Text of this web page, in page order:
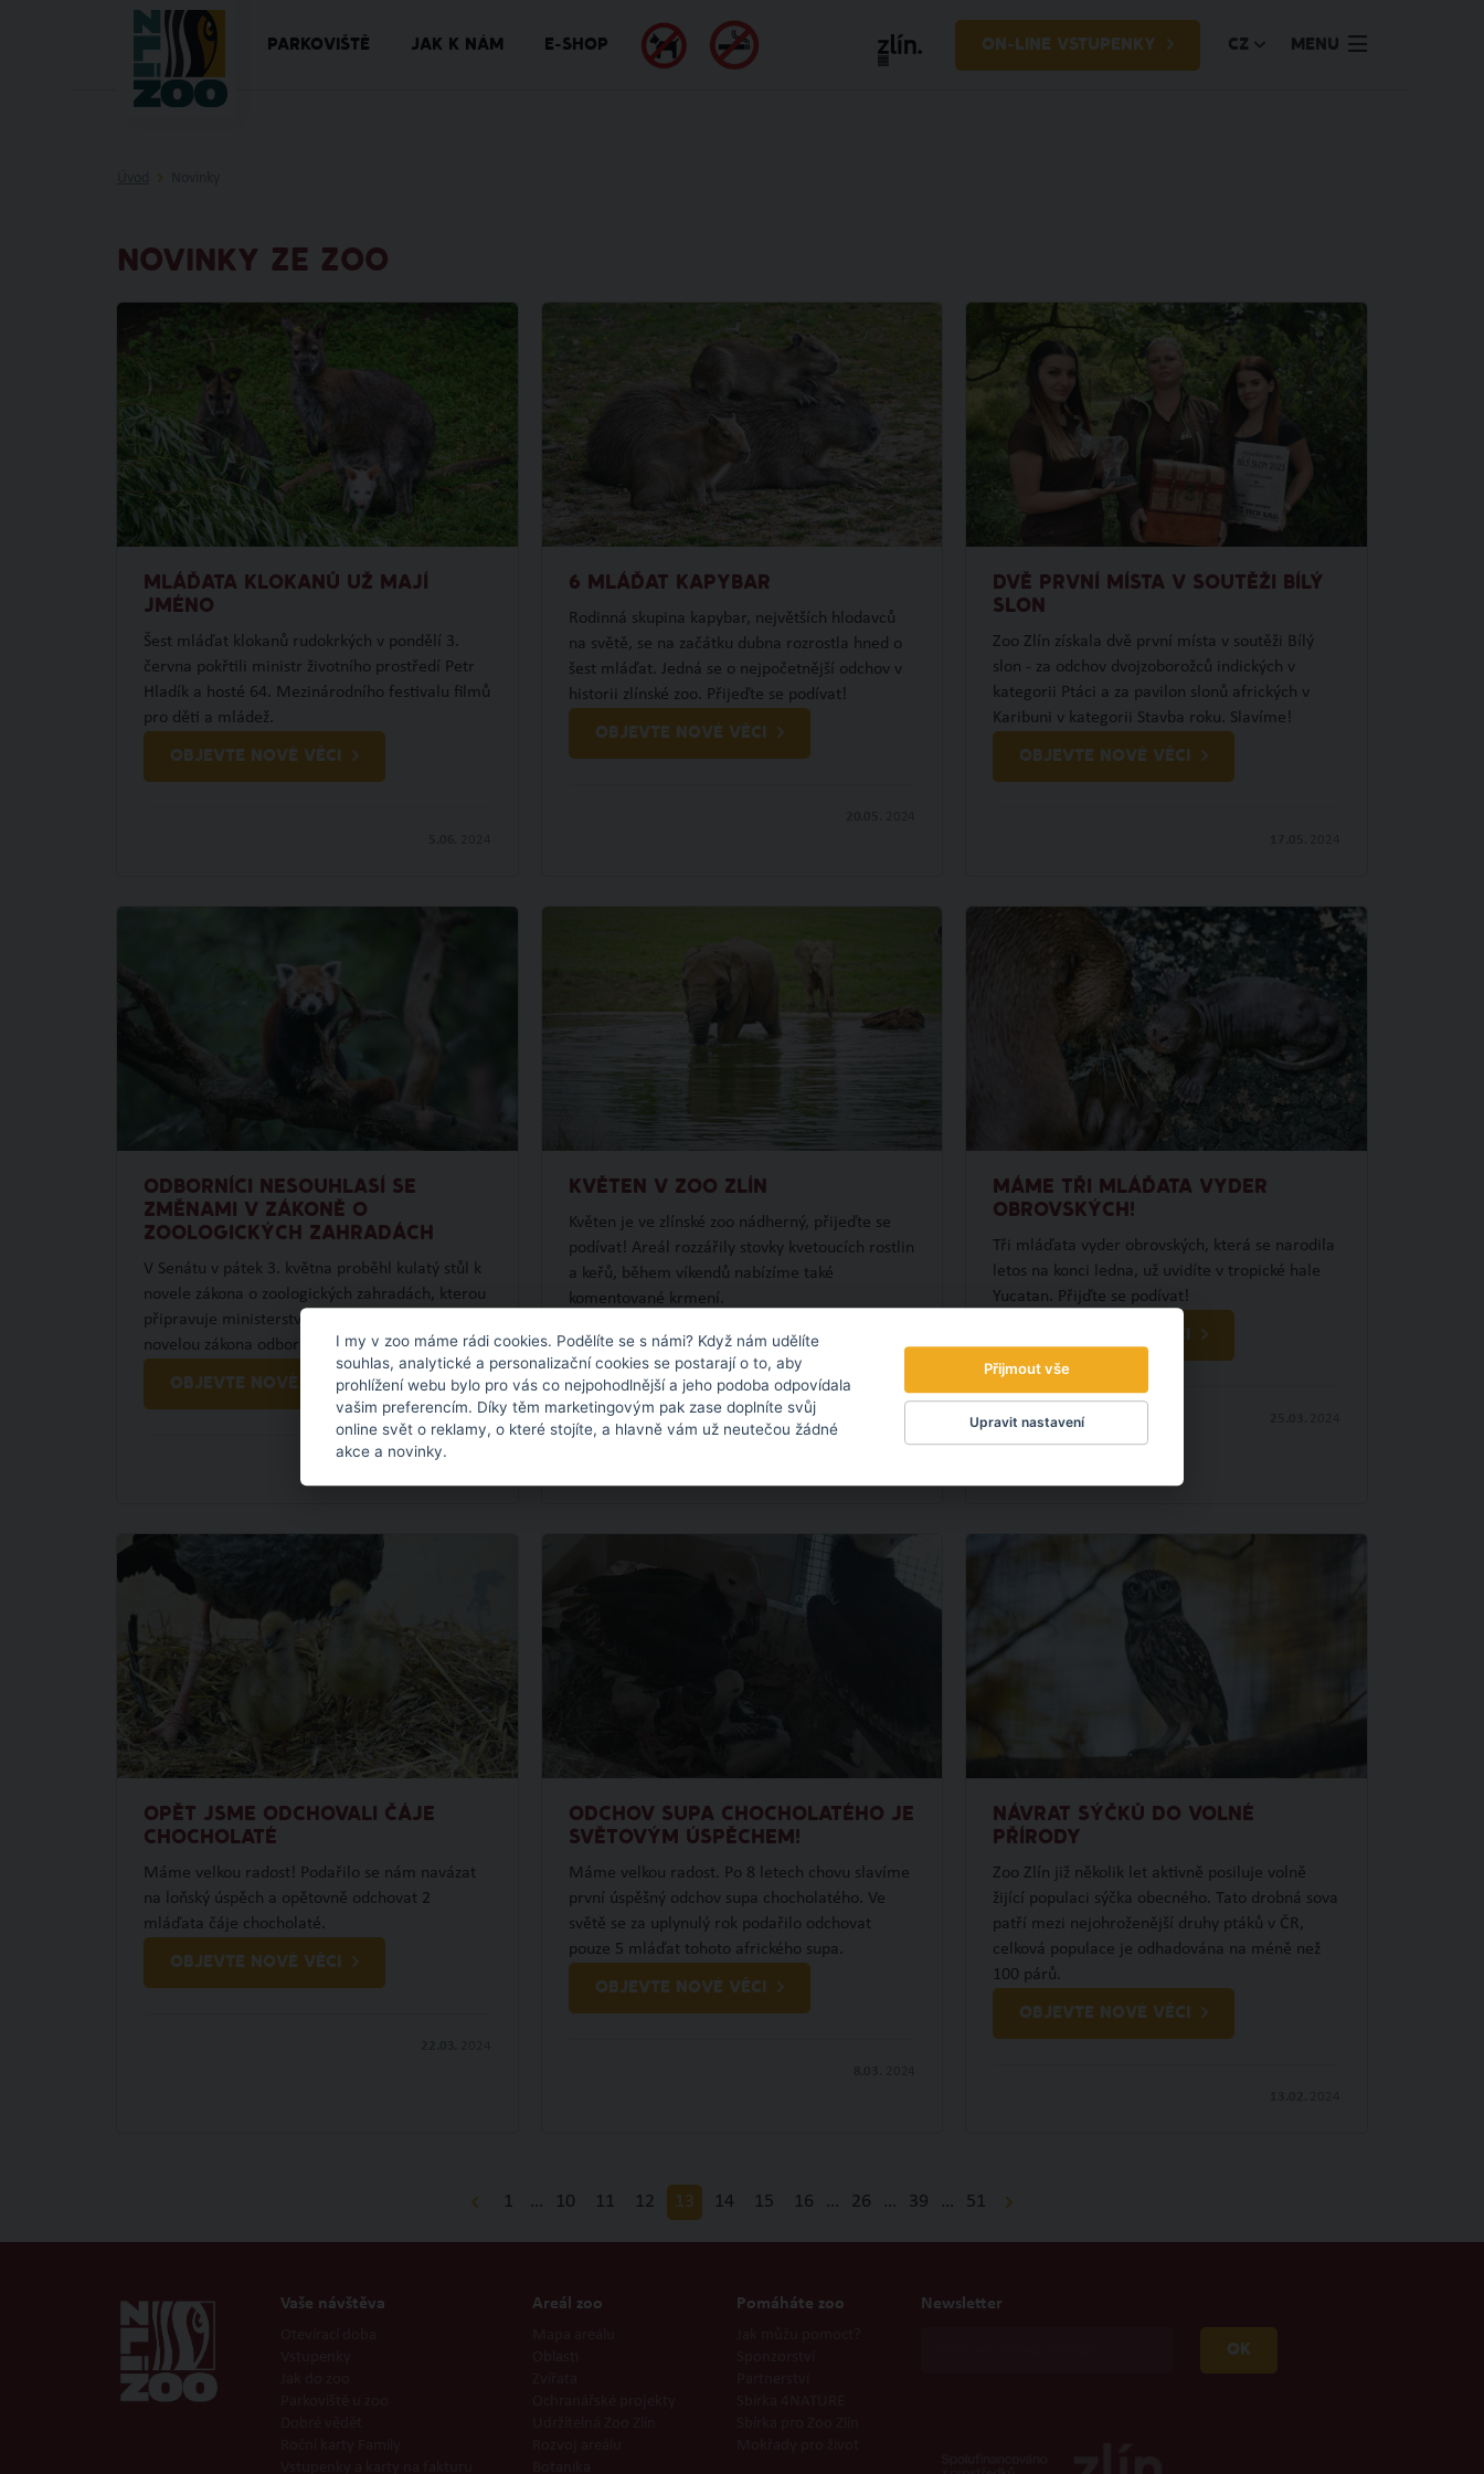
PARKOVIŠTĚ JAK K NÁM E-SHOP ON-LINE VSTUPENKY CZ MENU
NOVINKY ZE ZOO
MLÁĎATA KLOKANŮ UŽ MAJÍ
JMÉNO
Šest mláďat klokanů rudokrkých v pondělí 3.
června pokřtili ministr životního prostředí Petr
Hladík a hosté 64. Mezinárodního festivalu filmů
pro děti a mládež.
OBJEVTE NOVÉ VĚCI
6 MLÁĎAT KAPYBAR
Rodinná skupina kapybar, největších hlodavců
na světě, se na začátku dubna rozrostla hned o
šest mláďat. Jedná se o nejpočetnější odchov v
historii zlínské zoo. Přijeďte se podívat!
OBJEVTE NOVÉ VĚCI
DVĚ PRVNÍ MÍSTA V SOUTĚŽI BÍLÝ
SLON
Zoo Zlín získala dvě první místa v soutěži Bílý
slon - za odchov dvojzoborožců indických v
kategorii Ptáci a za pavilon slonů afrických v
Karibuni v kategorii Stavba roku. Slavíme!
OBJEVTE NOVÉ VĚCI
ODBORNÍCI NESOUHLASÍ SE
ZMĚNAMI V ZÁKONĚ O
ZOOLOGICKÝCH ZAHRADÁCH
V Senátu v pátek 3. května proběhl kulatý stůl k
novele zákona o zoologických zahradách, kterou
připravuje ministerstvo životního prostředí. S
novelou zákona odborníci nesouhlasí.
OBJEVTE NOVÉ VĚCI
KVĚTEN V ZOO ZLÍN
Květen je ve zlínské zoo nádherný, přijeďte se
podívat! Areál rozzářily stovky kvetoucích rostlin
a keřů, během víkendů nabízíme také
komentované krmení.
OBJEVTE NOVÉ VĚCI
MÁME TŘI MLÁĎATA VYDER
OBROVSKÝCH!
Tři mláďata vyder obrovských, která se narodila
letos na konci ledna, už uvidíte v tropické hale
Yucatan. Přijďte se podívat!
OBJEVTE NOVÉ VĚCI
OPĚT JSME ODCHOVALI ČÁJE
CHOCHOLATÉ
Máme velkou radost! Podařilo se nám navázat
na loňský úspěch a opětovně odchovat 2
mláďata čáje chocholaté.
OBJEVTE NOVÉ VĚCI
ODCHOV SUPA CHOCHOLATÉHO JE
SVĚTOVÝM ÚSPĚCHEM!
Máme velkou radost. Po 8 letech chovu slavíme
první úspěšný odchov supa chocholatého. Ve
světě se za uplynulý rok podařilo odchovat
pouze 5 mláďat tohoto afrického supa.
OBJEVTE NOVÉ VĚCI
NÁVRAT SÝČKŮ DO VOLNÉ
PŘÍRODY
Zoo Zlín již několik let aktivně posiluje volně
žijící populaci sýčka obecného. Tato drobná sova
patří mezi nejohroženější druhy ptáků v ČR,
celková populace je odhadována na méně než
100 párů.
OBJEVTE NOVÉ VĚCI
1 … 10 11 12 13 14 15 16 … 26 … 39 … 51
Vaše návštěva Areál zoo Pomáháte zoo Newsletter
OK
I my v zoo máme rádi cookies. Podělíte se s námi? Když nám udělíte
souhlas, analytické a personalizační cookies se postarají o to, aby
prohlížení webu bylo pro vás co nejpohodlnější a jeho podoba odpovídala
vašim preferencím. Díky těm marketingovým pak zase doplníte svůj
online svět o reklamy, o které stojíte, a hlavně vám už neutečou žádné
akce a novinky.
Přijmout vše
Upravit nastavení